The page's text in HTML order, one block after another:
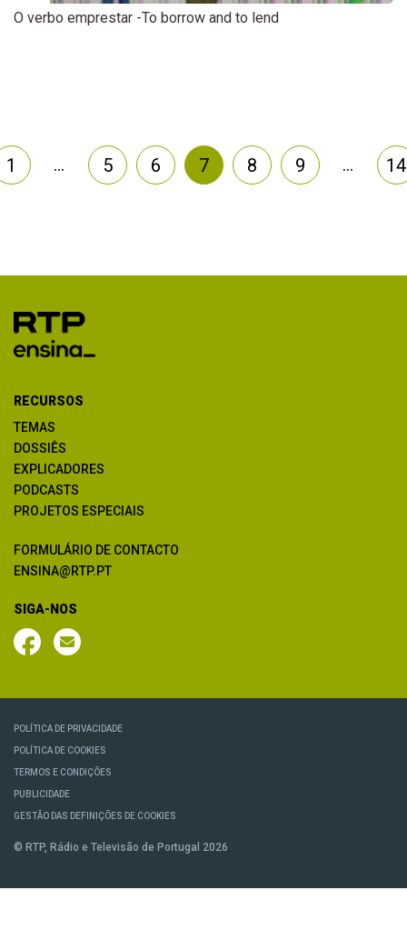
O verbo emprestar -To borrow and to lend
1 … 5 6 7 8 9 … 14
RECURSOS
TEMAS
DOSSIÊS
EXPLICADORES
PODCASTS
PROJETOS ESPECIAIS
FORMULÁRIO DE CONTACTO
ENSINA@RTP.PT
SIGA-NOS
POLÍTICA DE PRIVACIDADE
POLÍTICA DE COOKIES
TERMOS E CONDIÇÕES
PUBLICIDADE
GESTÃO DAS DEFINIÇÕES DE COOKIES
© RTP, Rádio e Televisão de Portugal 2026